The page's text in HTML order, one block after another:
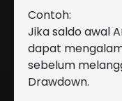
Contoh:
Jika saldo awal
dapat
sebelum
Drawdown.